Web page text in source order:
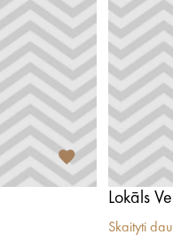
Lokāls
Skaityti